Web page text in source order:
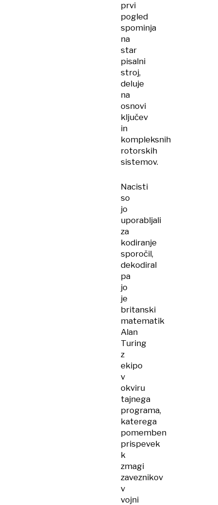
prvi
pogled
spominja
na
star
pisalni
stroj,
deluje
na
osnovi
ključev
in
kompleksnih
rotorskih
sistemov.
Nacisti
so
jo
uporabljali
za
kodiranje
sporočil,
dekodiral
pa
jo
je
britanski
matematik
Alan
Turing
z
ekipo
v
okviru
tajnega
programa,
katerega
pomemben
prispevek
k
zmagi
zaveznikov
v
vojni